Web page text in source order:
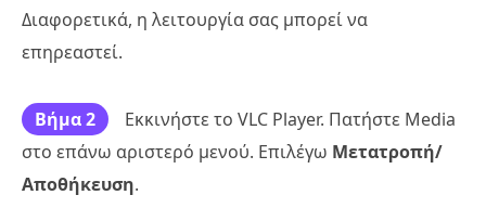
Διαφορετικά, η λειτουργία σας μπορεί να
επηρεαστεί.
Βήμα 2
Εκκινήστε το VLC Player. Πατήστε Media
στο επάνω αριστερό μενού. Επιλέγω Μετατροπή/
Αποθήκευση.